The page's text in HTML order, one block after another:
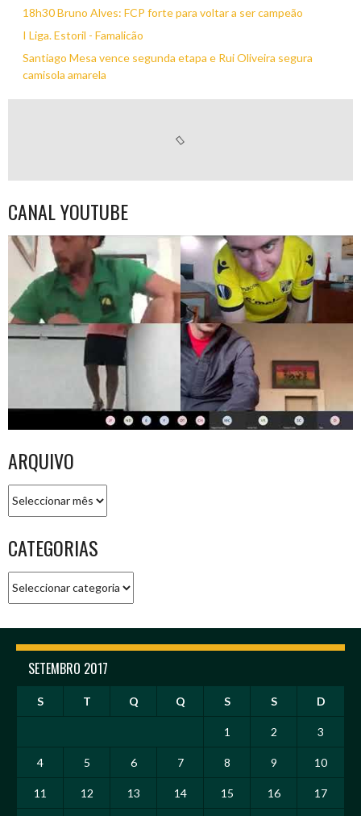
18h30 Bruno Alves: FCP forte para voltar a ser campeão
I Liga. Estoril - Famalicão
Santiago Mesa vence segunda etapa e Rui Oliveira segura
camisola amarela
CANAL YOUTUBE
ARQUIVO
CATEGORIAS
SETEMBRO 2017
S T Q Q S S D
1 2 3
4 5 6 7 8 9 10
11 12 13 14 15 16 17